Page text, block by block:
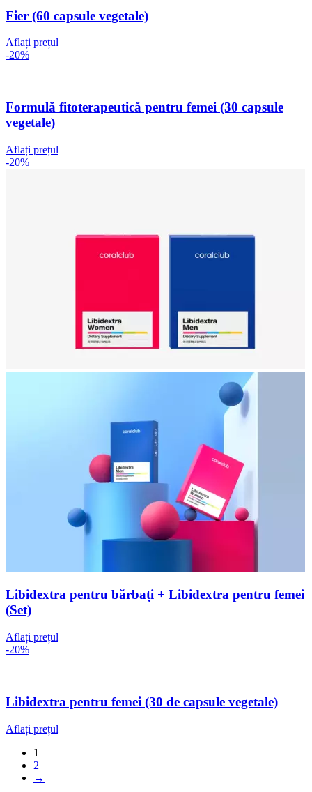
Fier (60 capsule vegetale)
Aflați prețul
-20%
Formulă fitoterapeutică pentru femei (30 capsule
vegetale)
Aflați prețul
-20%
Libidextra pentru bărbați + Libidextra pentru femei
(Set)
Aflați prețul
-20%
Libidextra pentru femei (30 de capsule vegetale)
Aflați prețul
1
2
→